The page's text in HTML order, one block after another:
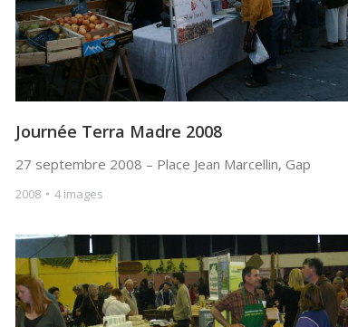
Journée Terra Madre 2008
27 septembre 2008 – Place Jean Marcellin, Gap
2008 4 images